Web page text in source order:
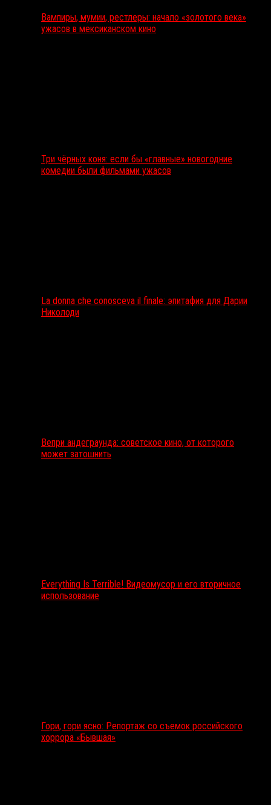
Вампиры, мумии, рестлеры: начало «золотого века»
ужасов в мексиканском кино
Три чёрных коня: если бы «главные» новогодние
комедии были фильмами ужасов
La donna che conosceva il finale: эпитафия для Дарии
Николоди
Вепри андеграунда: советское кино, от которого
может затошнить
Everything Is Terrible! Видеомусор и его вторичное
использование
Гори, гори ясно: Репортаж со съемок российского
хоррора «Бывшая»